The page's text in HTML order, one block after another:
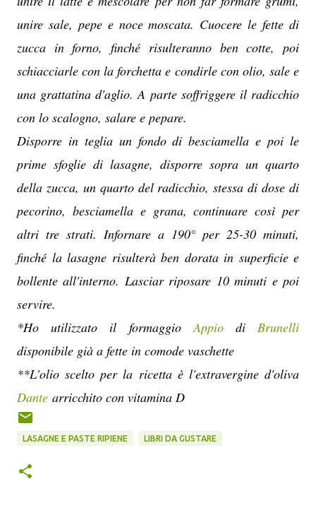
unire sale, pepe e noce moscata. Cuocere le fette di
zucca in forno, finché risulteranno ben cotte, poi
schiacciarle con la forchetta e condirle con olio, sale e
una grattatina d'aglio. A parte soffriggere il radicchio
con lo scalogno, salare e pepare.
Disporre in teglia un fondo di besciamella e poi le
prime sfoglie di lasagne, disporre sopra un quarto
della zucca, un quarto del radicchio, stessa di dose di
pecorino, besciamella e grana, continuare così per
altri tre strati. Infornare a 190° per 25-30 minuti,
finché la lasagne risulterà ben dorata in superficie e
bollente all'interno. Lasciar riposare 10 minuti e poi
servire.
*Ho utilizzato il formaggioAppiodiBrunelli
disponibile già a fette in comode vaschette
**L'olio scelto per la ricetta è l'extravergine d'oliva
Dante arricchito con vitamina D
LASAGNE E PASTE RIPIENE LIBRI DA GUSTARE